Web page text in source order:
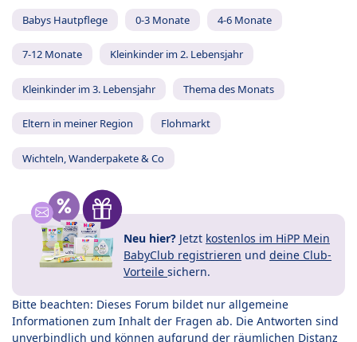
Babys Hautpflege 0-3 Monate 4-6 Monate
7-12 Monate Kleinkinder im 2. Lebensjahr
Kleinkinder im 3. Lebensjahr Thema des Monats
Eltern in meiner Region Flohmarkt
Wichteln, Wanderpakete & Co
Neu hier? Jetzt kostenlos im HiPP Mein
BabyClub registrieren und deine Club-
Vorteile sichern.
Bitte beachten: Dieses Forum bildet nur allgemeine
Informationen zum Inhalt der Fragen ab. Die Antworten sind
unverbindlich und können aufgrund der räumlichen Distanz